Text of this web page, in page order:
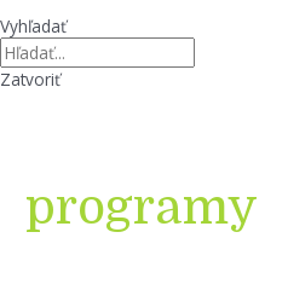
Vyhľadať
Zatvoriť
programy